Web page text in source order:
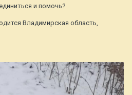
и помочь?
Владимирская область,